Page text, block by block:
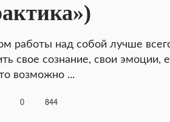
работы над собой лучше
свое сознание, свои эмоции,
возможно ...
0 844